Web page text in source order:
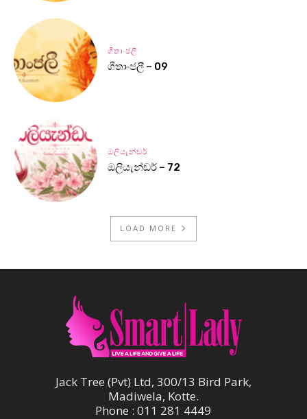
ගීතාංජලී
ගීතාංජලී – 09
ඔලියැන්ඩර්
ඔලියැන්ඩර් – 72
LOAD MORE
Jack Tree (Pvt) Ltd, 300/13 Bird Park,
Madiwela, Kotte.
Phone : 011 281 4449